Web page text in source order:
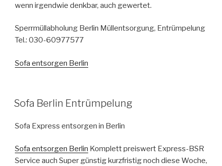
wenn irgendwie denkbar, auch gewertet.
Sperrmüllabholung Berlin Müllentsorgung, Entrümpelung
Tel.: 030-60977577
Sofa entsorgen Berlin
VERÖFFENTLICHT
AM
Sofa Berlin Entrümpelung
Sofa Express entsorgen in Berlin
Sofa entsorgen Berlin Komplett preiswert Express-BSR
Service auch Super günstig kurzfristig noch diese Woche,